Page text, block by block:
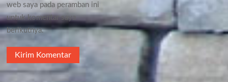
web saya pada peramban ini
untuk komentar saya
berikutnya.